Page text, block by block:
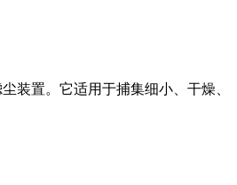
装置。它适用于捕集细小、干燥、